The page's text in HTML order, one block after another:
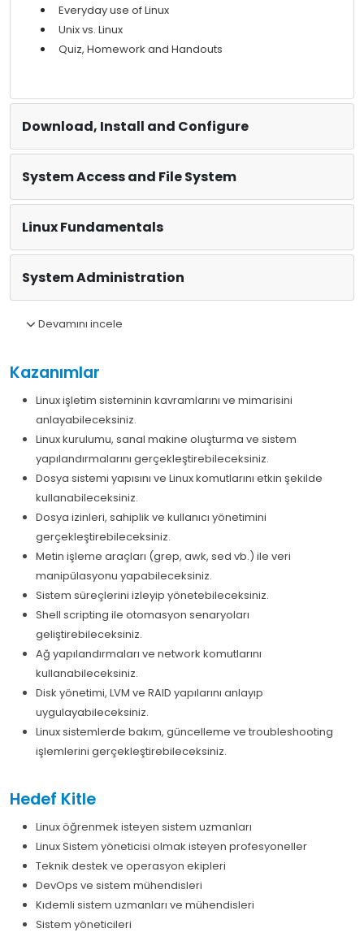
Everyday use of Linux
Unix vs. Linux
Quiz, Homework and Handouts
Download, Install and Configure
System Access and File System
Linux Fundamentals
System Administration
Devamını incele
Kazanımlar
Linux işletim sisteminin kavramlarını ve mimarisini
anlayabileceksiniz.
Linux kurulumu, sanal makine oluşturma ve sistem
yapılandırmalarını gerçekleştirebileceksiniz.
Dosya sistemi yapısını ve Linux komutlarını etkin şekilde
kullanabileceksiniz.
Dosya izinleri, sahiplik ve kullanıcı yönetimini
gerçekleştirebileceksiniz.
Metin işleme araçları (grep, awk, sed vb.) ile veri
manipülasyonu yapabileceksiniz.
Sistem süreçlerini izleyip yönetebileceksiniz.
Shell scripting ile otomasyon senaryoları
geliştirebileceksiniz.
Ağ yapılandırmaları ve network komutlarını
kullanabileceksiniz.
Disk yönetimi, LVM ve RAID yapılarını anlayıp
uygulayabileceksiniz.
Linux sistemlerde bakım, güncelleme ve troubleshooting
işlemlerini gerçekleştirebileceksiniz.
Hedef Kitle
Linux öğrenmek isteyen sistem uzmanları
Linux Sistem yöneticisi olmak isteyen profesyoneller
Teknik destek ve operasyon ekipleri
DevOps ve sistem mühendisleri
Kıdemli sistem uzmanları ve mühendisleri
Sistem yöneticileri